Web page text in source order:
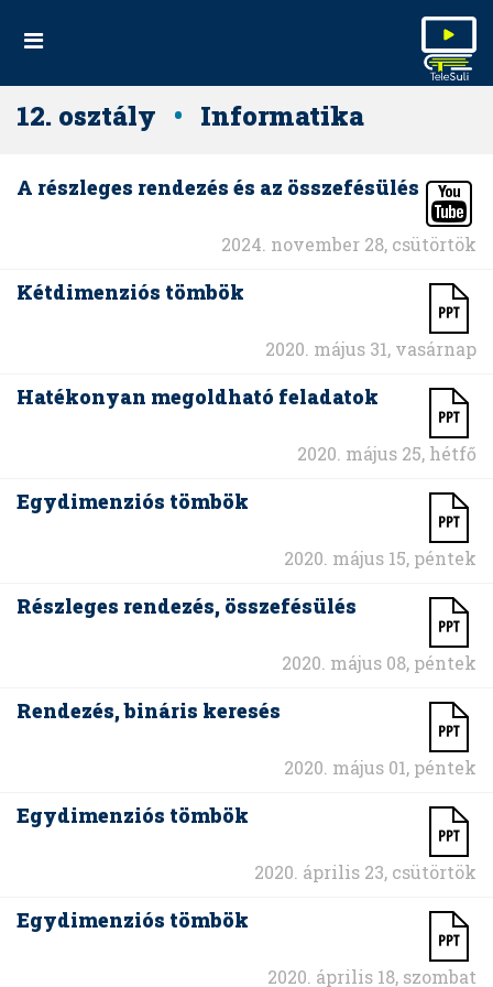
12. osztály • Informatika
A részleges rendezés és az összefésülés
2024. november 28, csütörtök
Kétdimenziós tömbök
2020. május 31, vasárnap
Hatékonyan megoldható feladatok
2020. május 25, hétfő
Egydimenziós tömbök
2020. május 15, péntek
Részleges rendezés, összefésülés
2020. május 08, péntek
Rendezés, bináris keresés
2020. május 01, péntek
Egydimenziós tömbök
2020. április 23, csütörtök
Egydimenziós tömbök
2020. április 18, szombat